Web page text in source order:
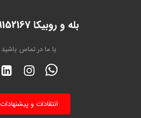
بله و روبیکا 09129152167
با ما در تماس باشید
انتقادات و پیشنهادات